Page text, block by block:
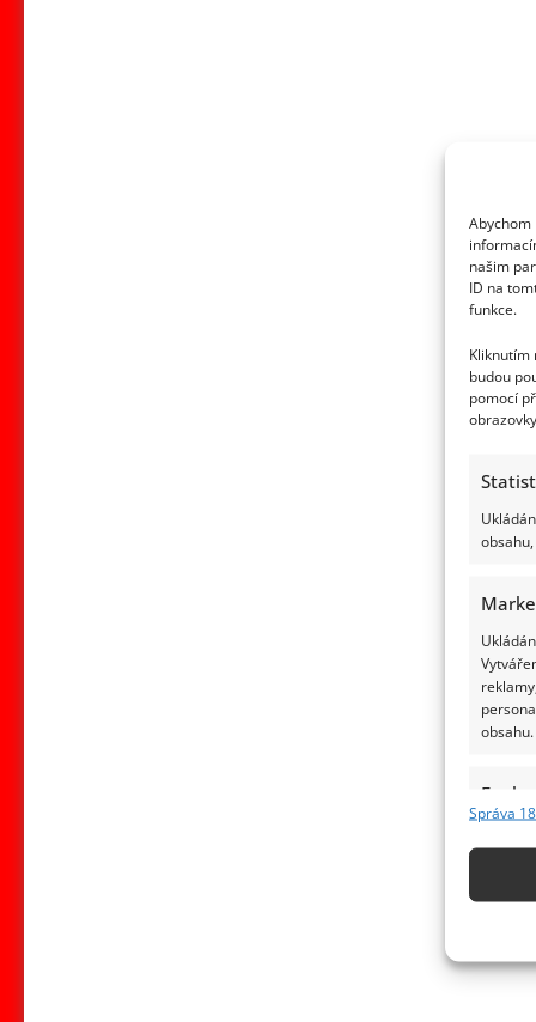
Abychom
našim
ID na
funkce.
Kliknutím
budou
pomocí
obsahu.
Funkce
Správa